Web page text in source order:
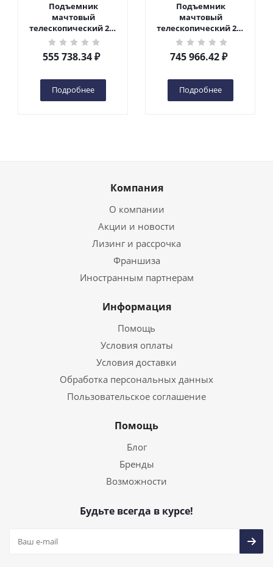
Подъемник
мачтовый
телескопический 200
кг 6 м TOR GTWY6-200S
DC 2-мачтовый
(автономный) (G) в
555 738.34₽
Подробнее
Подъемник
мачтовый
телескопический 200
кг 10 м TOR GTWY10-
200S DC 2-мачтовый
(автономный) (N) в
745 966.42₽
Подробнее
Компания
О компании
Акции и новости
Лизинг и рассрочка
Франшиза
Иностранным партнерам
Информация
Помощь
Условия оплаты
Условия доставки
Обработка персональных данных
Пользовательское соглашение
Помощь
Блог
Бренды
Возможности
Будьте всегда в курсе!